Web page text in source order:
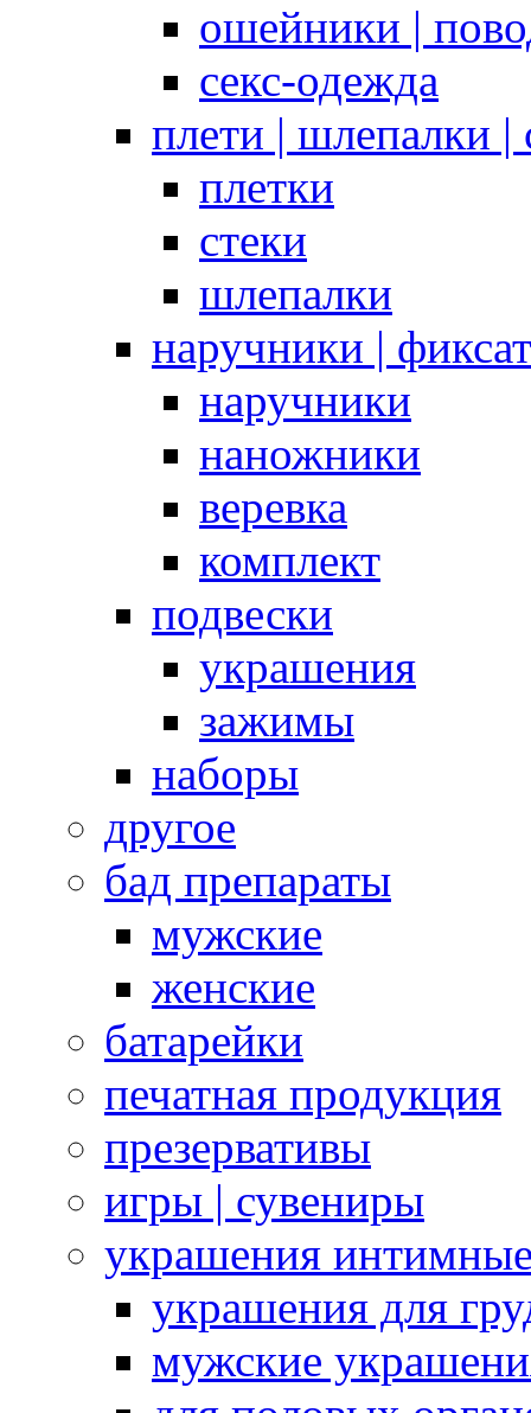
ошейники |
секс-одежда
плети | шлепалки |
плетки
стеки
шлепалки
наручники |
наручники
наножники
веревка
комплект
подвески
украшения
зажимы
наборы
другое
бад препараты
мужские
женские
батарейки
печатная продукция
презервативы
игры | сувениры
украшения
украшения для
мужские